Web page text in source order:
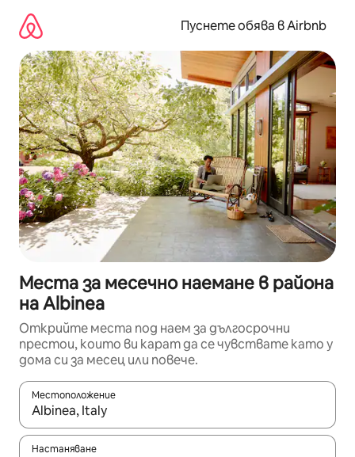
съдържанието
Пуснете обява в Airbnb
Места за месечно наемане в района
на Albinea
Открийте места под наем за дългосрочни
престои, които ви карат да се чувствате като у
дома си за месец или повече.
Местоположение
Когато резултатите се покажат, използвайте
Настаняване